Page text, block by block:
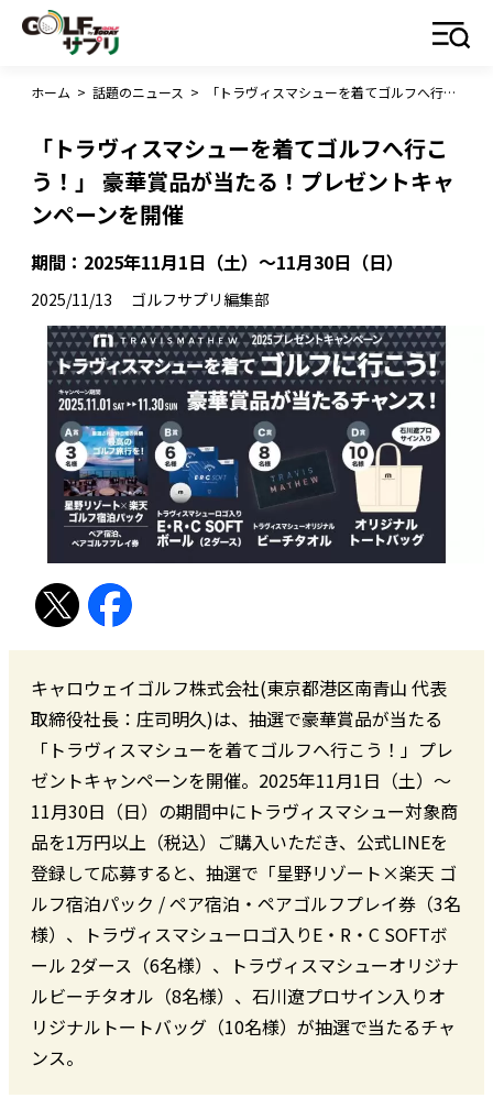
ホーム > 話題のニュース > 「トラヴィスマシューを着てゴルフへ行こう！」 豪華賞品が当たる！プレゼントキャンペーンを開催
「トラヴィスマシューを着てゴルフへ行こ
う！」 豪華賞品が当たる！プレゼントキャ
ンペーンを開催
期間：2025年11月1日（土）～11月30日（日）
2025/11/13 ゴルフサプリ編集部
キャロウェイゴルフ株式会社(東京都港区南青山 代表
取締役社長：庄司明久)は、抽選で豪華賞品が当たる
「トラヴィスマシューを着てゴルフへ行こう！」プレ
ゼントキャンペーンを開催。2025年11月1日（土）～
11月30日（日）の期間中にトラヴィスマシュー対象商
品を1万円以上（税込）ご購入いただき、公式LINEを
登録して応募すると、抽選で「星野リゾート×楽天 ゴ
ルフ宿泊パック / ペア宿泊・ペアゴルフプレイ券（3名
様）、トラヴィスマシューロゴ入りE・R・C SOFTボ
ール 2ダース（6名様）、トラヴィスマシューオリジナ
ルビーチタオル（8名様）、石川遼プロサイン入りオ
リジナルトートバッグ（10名様）が抽選で当たるチャ
ンス。